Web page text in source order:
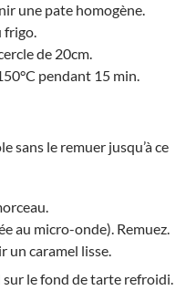
une pate homogène.
frigo.
de 20cm.
pendant 15 min.
sans le remuer jusqu’à ce
au micro-onde). Remuez.
un caramel lisse.
sur le fond de tarte refroidi.